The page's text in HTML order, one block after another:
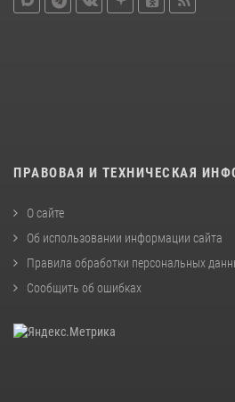
ПРАВОВАЯ И ТЕХНИЧЕСКАЯ
О сайте
Об использовании информации сайта
Правила обработки персональных
Сообщить об ошибках